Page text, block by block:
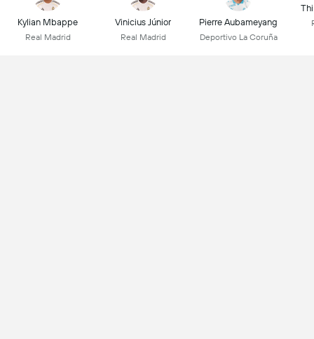
Kylian Mbappe
Real Madrid
Vinicius Júnior
Real Madrid
Pierre Aubameyang
Deportivo La Coruña